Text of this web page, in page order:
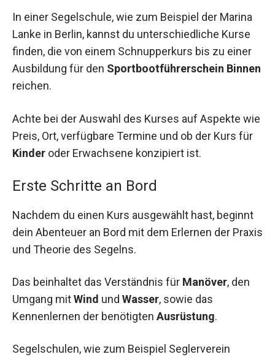
In einer Segelschule, wie zum Beispiel der Marina
Lanke in Berlin, kannst du unterschiedliche Kurse
finden, die von einem Schnupperkurs bis zu einer
Ausbildung für den Sportbootführerschein Binnen
reichen.
Achte bei der Auswahl des Kurses auf Aspekte wie
Preis, Ort, verfügbare Termine und ob der Kurs für
Kinder oder Erwachsene konzipiert ist.
Erste Schritte an Bord
Nachdem du einen Kurs ausgewählt hast, beginnt
dein Abenteuer an Bord mit dem Erlernen der Praxis
und Theorie des Segelns.
Das beinhaltet das Verständnis für Manöver, den
Umgang mitWind und Wasser, sowie das
Kennenlernen der benötigten Ausrüstung.
Segelschulen, wie zum Beispiel Seglerverein